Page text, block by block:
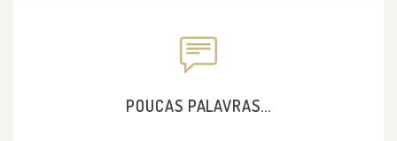
POUCAS PALAVRAS...